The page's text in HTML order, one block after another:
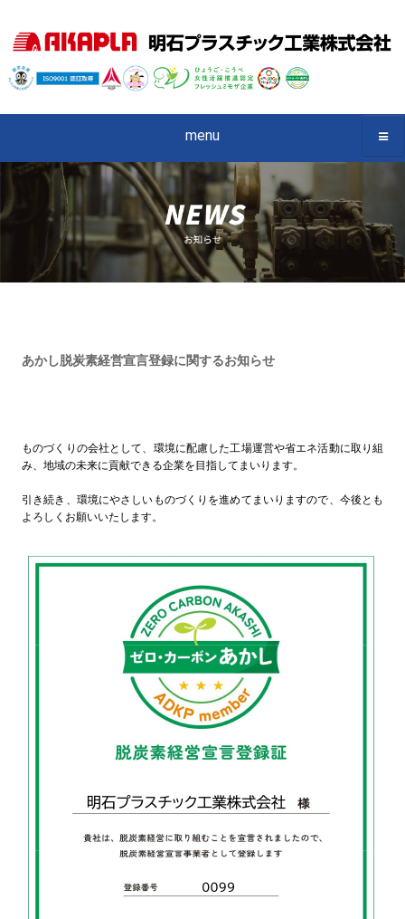
menu
あかし脱炭素経営宣言登録に関するお知らせ
ものづくりの会社として、環境に配慮した工場運営や省エネ活動に取り組
み、地域の未来に貢献できる企業を目指してまいります。
引き続き、環境にやさしいものづくりを進めてまいりますので、今後とも
よろしくお願いいたします。